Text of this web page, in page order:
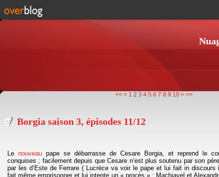
<< < 1 2 3 4 5 6 7 8 9 10 > >>
Borgia saison 3, épisodes 11/12
Le nouveau pape se débarrasse de Cesare Borgia, et reprend le
conquises ; facilement depuis que Cesare n’est plus soutenu par son
par les d’Este de Ferrare ( Lucrèce va voir le pape et lui fait in
fait même emprisonner et lui intente un « procès » : Machiavel et